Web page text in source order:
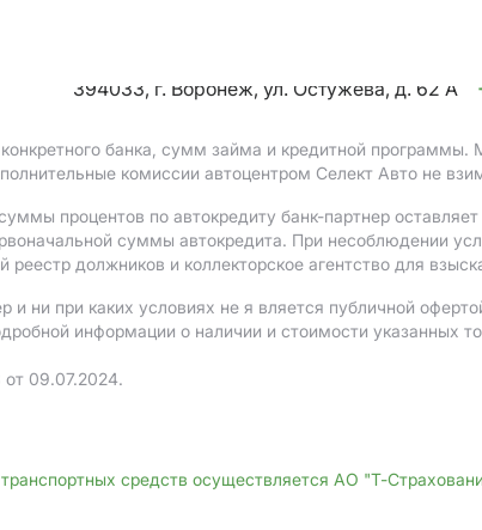
394033, г. Воронеж, ул. Остужева, д. 62 А
конкретного банка, сумм займа и кредитной
комиссии автоцентром Селект Авто не
процентов по автокредиту банк-партнер
суммы автокредита. При несоблюдении
должников и коллекторское агентство для
ни при каких условиях не я вляется публичной
информации о наличии и стоимости указанных
09.07.2024.
средств осуществляется АО "Т-